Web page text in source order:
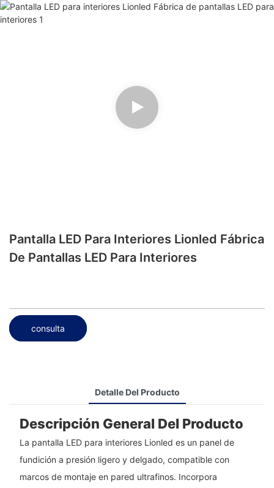
Pantalla LED Para Interiores Lionled Fábrica
De Pantallas LED Para Interiores
consulta
Detalle Del Producto
Descripción General Del Producto
La pantalla LED para interiores Lionled es un panel de
fundición a presión ligero y delgado, compatible con
marcos de montaje en pared ultrafinos. Incorpora